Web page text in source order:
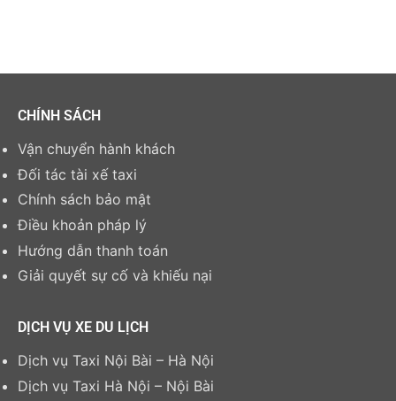
CHÍNH SÁCH
Vận chuyển hành khách
Đối tác tài xế taxi
Chính sách bảo mật
Điều khoản pháp lý
Hướng dẫn thanh toán
Giải quyết sự cố và khiếu nại
DỊCH VỤ XE DU LỊCH
Dịch vụ Taxi Nội Bài – Hà Nội
Dịch vụ Taxi Hà Nội – Nội Bài